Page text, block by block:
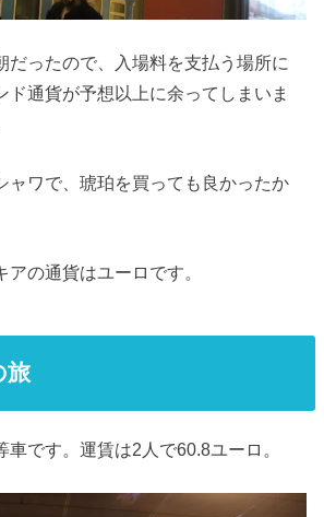
だったので、入場料を支払う場所に
ド通貨が予想以上に余ってしまいま
ャワで、琥珀を買っても良かったか
の通貨はユーロです。
旅
車です。運賃は2人で60.8ユーロ。